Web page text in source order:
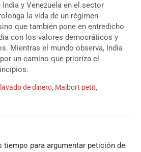
y Venezuela en el sector
la vida de un régimen
que también pone en entredicho
con los valores democráticos y
Mientras el mundo observa, India
un camino que prioriza el
lavado de dinero, Maibort petit,
tiempo para argumentar petición de